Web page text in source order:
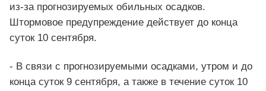
из-за прогнозируемых обильных осадков.
Штормовое предупреждение действует до конца
суток 10 сентября.
- В связи с прогнозируемыми осадками, утром и до
конца суток 9 сентября, а также в течение суток 10